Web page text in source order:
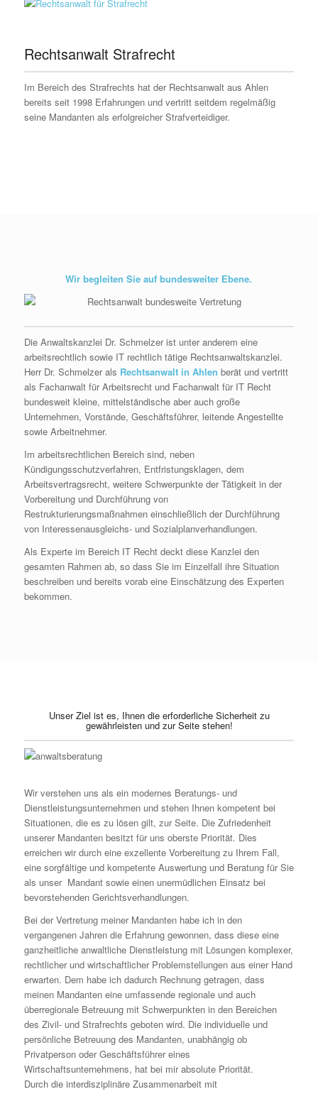
Rechtsanwalt Strafrecht
Im Bereich des Strafrechts hat der Rechtsanwalt aus Ahlen
bereits seit 1998 Erfahrungen und vertritt seitdem regelmäßig
seine Mandanten als erfolgreicher Strafverteidiger.
Wir begleiten Sie auf bundesweiter Ebene.
Die Anwaltskanzlei Dr. Schmelzer ist unter anderem eine
arbeitsrechtlich sowie IT rechtlich tätige Rechtsanwaltskanzlei.
Herr Dr. Schmelzer als Rechtsanwalt in Ahlen berät und vertritt
als Fachanwalt für Arbeitsrecht und Fachanwalt für IT Recht
bundesweit kleine, mittelständische aber auch große
Unternehmen, Vorstände, Geschäftsführer, leitende Angestellte
sowie Arbeitnehmer.
Im arbeitsrechtlichen Bereich sind, neben
Kündigungsschutzverfahren, Entfristungsklagen, dem
Arbeitsvertragsrecht, weitere Schwerpunkte der Tätigkeit in der
Vorbereitung und Durchführung von
Restrukturierungsmaßnahmen einschließlich der Durchführung
von Interessenausgleichs- und Sozialplanverhandlungen.
Als Experte im Bereich IT Recht deckt diese Kanzlei den
gesamten Rahmen ab, so dass Sie im Einzelfall ihre Situation
beschreiben und bereits vorab eine Einschätzung des Experten
bekommen.
Unser Ziel ist es, Ihnen die erforderliche Sicherheit zu
gewährleisten und zur Seite stehen!
Wir verstehen uns als ein modernes Beratungs- und
Dienstleistungsunternehmen und stehen Ihnen kompetent bei
Situationen, die es zu lösen gilt, zur Seite. Die Zufriedenheit
unserer Mandanten besitzt für uns oberste Priorität. Dies
erreichen wir durch eine exzellente Vorbereitung zu Ihrem Fall,
eine sorgfältige und kompetente Auswertung und Beratung für Sie
als unser Mandant sowie einen unermüdlichen Einsatz bei
bevorstehenden Gerichtsverhandlungen.
Bei der Vertretung meiner Mandanten habe ich in den
vergangenen Jahren die Erfahrung gewonnen, dass diese eine
ganzheitliche anwaltliche Dienstleistung mit Lösungen komplexer,
rechtlicher und wirtschaftlicher Problemstellungen aus einer Hand
erwarten. Dem habe ich dadurch Rechnung getragen, dass
meinen Mandanten eine umfassende regionale und auch
überregionale Betreuung mit Schwerpunkten in den Bereichen
des Zivil- und Strafrechts geboten wird. Die individuelle und
persönliche Betreuung des Mandanten, unabhängig ob
Privatperson oder Geschäftsführer eines
Wirtschaftsunternehmens, hat bei mir absolute Priorität.
Durch die interdisziplinäre Zusammenarbeit mit